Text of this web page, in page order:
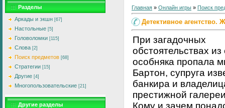
Разделы
Аркады и экшн [67]
Настольные [5]
Головоломки [115]
Слова [2]
Поиск предметов [68]
Стратегии [15]
Другие [4]
Многопользовательские [21]
Другие разделы
Главная » Онлайн игры » Поиск
Детективное агентство.
При загадочных
обстоятельствах из
особняка пропала
Бартон, супруга
банкира и
престижной